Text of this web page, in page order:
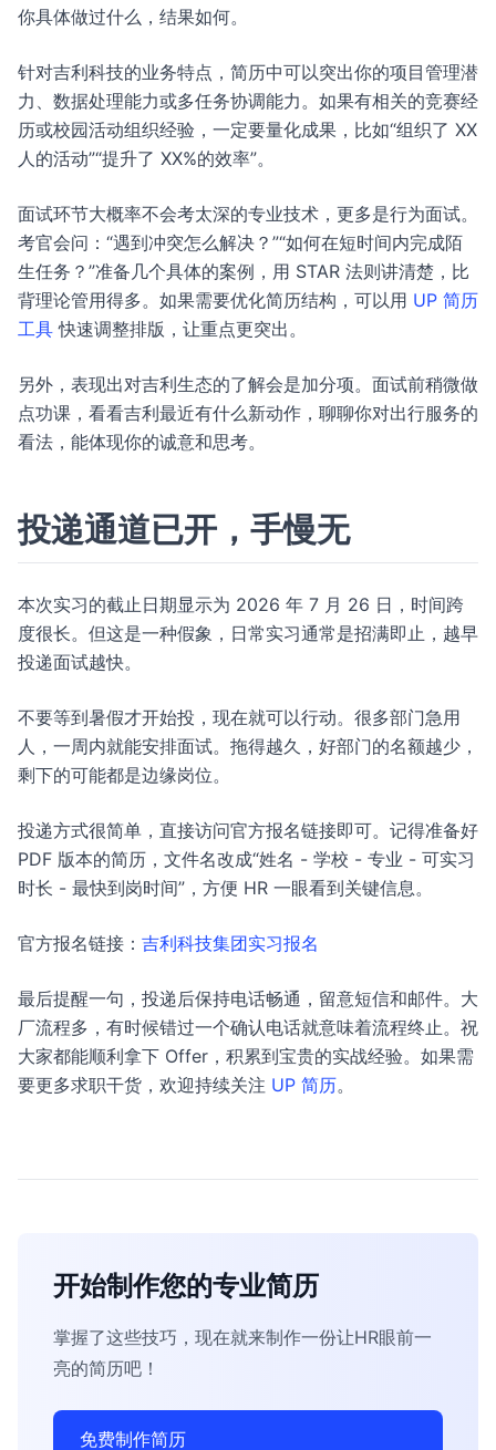
你具体做过什么，结果如何。
针对吉利科技的业务特点，简历中可以突出你的项目管理潜
力、数据处理能力或多任务协调能力。如果有相关的竞赛经
历或校园活动组织经验，一定要量化成果，比如“组织了 XX
人的活动”“提升了 XX%的效率”。
面试环节大概率不会考太深的专业技术，更多是行为面试。
考官会问：“遇到冲突怎么解决？”“如何在短时间内完成陌
生任务？”准备几个具体的案例，用 STAR 法则讲清楚，比
背理论管用得多。如果需要优化简历结构，可以用 UP 简历
工具 快速调整排版，让重点更突出。
另外，表现出对吉利生态的了解会是加分项。面试前稍微做
点功课，看看吉利最近有什么新动作，聊聊你对出行服务的
看法，能体现你的诚意和思考。
投递通道已开，手慢无
本次实习的截止日期显示为 2026 年 7 月 26 日，时间跨
度很长。但这是一种假象，日常实习通常是招满即止，越早
投递面试越快。
不要等到暑假才开始投，现在就可以行动。很多部门急用
人，一周内就能安排面试。拖得越久，好部门的名额越少，
剩下的可能都是边缘岗位。
投递方式很简单，直接访问官方报名链接即可。记得准备好
PDF 版本的简历，文件名改成“姓名 - 学校 - 专业 - 可实习
时长 - 最快到岗时间”，方便 HR 一眼看到关键信息。
官方报名链接： 吉利科技集团实习报名
最后提醒一句，投递后保持电话畅通，留意短信和邮件。大
厂流程多，有时候错过一个确认电话就意味着流程终止。祝
大家都能顺利拿下 Offer，积累到宝贵的实战经验。如果需
要更多求职干货，欢迎持续关注 UP 简历。
开始制作您的专业简历
掌握了这些技巧，现在就来制作一份让HR眼前一
亮的简历吧！
免费制作简历